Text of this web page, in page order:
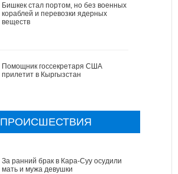
Бишкек стал портом, но без военных
кораблей и перевозки ядерных
веществ
Помощник госсекретаря США
прилетит в Кыргызстан
ПРОИСШЕСТВИЯ
За ранний брак в Кара-Суу осудили
мать и мужа девушки